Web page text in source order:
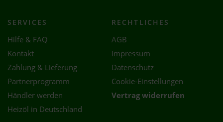
SERVICES
Hilfe & FAQ
Kontakt
Zahlung & Lieferung
Partnerprogramm
Händler werden
Heizöl in Deutschland
RECHTLICHES
AGB
Impressum
Datenschutz
Cookie-Einstellungen
Vertrag widerrufen